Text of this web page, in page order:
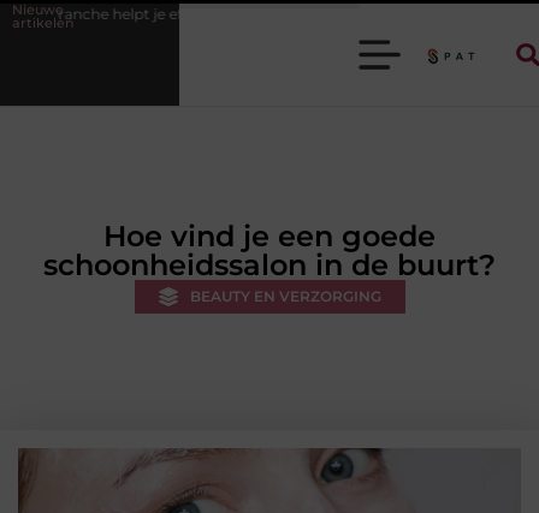
Nieuwe
artikelen
je efficiënter werken
Hoe vind je een goede
schoonheidssalon in de buurt?
BEAUTY EN VERZORGING